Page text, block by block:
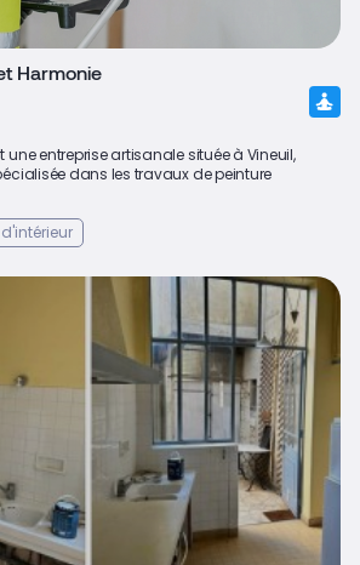
Harmonie
une entreprise artisanale située à Vineuil,
dans les travaux de peinture